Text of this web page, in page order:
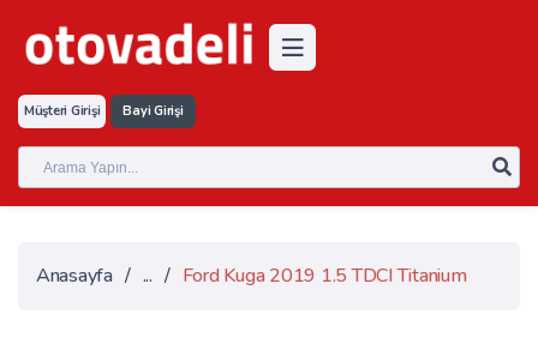
Müşteri Girişi Bayi Girişi
Anasayfa / ... / Ford Kuga 2019 1.5 TDCI Titanium